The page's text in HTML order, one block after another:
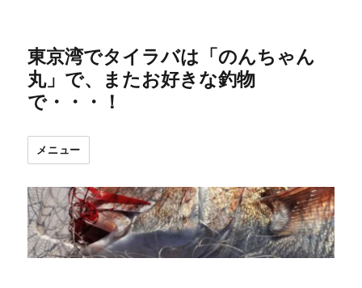
東京湾でタイラバは「のんちゃん
丸」で、またお好きな釣物
で・・・！
メニュー